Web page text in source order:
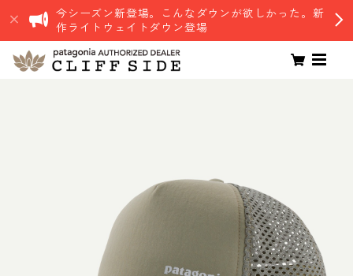
今シーズン新登場。こんなダウンが欲しかった。新
作ライトウェイトダウン登場